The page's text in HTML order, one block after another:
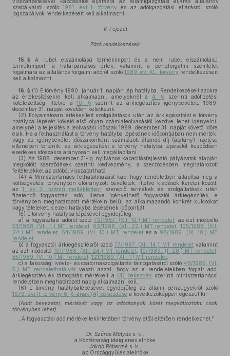
szabályairól szóló 1981. évi I. törvény és az adóigazgatási eljárásról szóló
jogszabályok rendelkezéseit kell alkalmazni.
V. Fejezet
Záró rendelkezések
15. § A rubel elszámolású termékimport és a nem rubel elszámolású
termékimport, a határparitásos érték, valamint a pénzforgalmi szemlélet
fogalmára az általános forgalmi adóról szóló 1989. évi XL. törvény rendelkezéseit
kell alkalmazni.
16. § (1) E törvény 1990. január 1. napján lép hatályba. Rendelkezéseit azokra
az értékesítésekre kell alkalmazni, amelyeknél a 4. § szerinti adófizetési
kötelezettség, illetve a10. § szerint az árkiegészítés igénybevétele 1989.
december 31. napját követően keletkezik.
(2) Folyamatosan értékesített szolgáltatások után az árkiegészítést e törvény
hatályba lépését követő első olyan számlaleolvasástól kezdve lehet igényelni,
amelynél a teljesítés a leolvasási időszak 1989. december 31. napját követő időre
esik. Ha a felhasználást a törvény hatályba lépésének időpontjában nem mérték,
vagy az igénybevétel időszakonként számlázott állandó díj (átalány) fizetése
ellenében történik, az árkiegészítést e törvény hatályba lépésétől kezdődően
esedékes időszakra arányosan kell megállapítani.
(3) Az 1988. december 31-ig nyilvános kapacitásfejlesztő pályázatok alapján
megkötött szerződések szerinti kedvezmény, a szerződésben meghatározott
feltételekkel az adóból visszatartható.
(4) A Minisztertanács felhatalmazást kap, hogy rendeletben állapítsa meg a
költségvetési törvényben előirányzott bevételek, illetve kiadások keretei között,
az1. és 2. számú mellékletben szereplő termékek és szolgáltatások után
fizetendő fogyasztási adó, illetve igényelhető fogyasztói árkiegészítés, e
törvényben meghatározott mértékein belül az alkalmazandó konkrét kulcsokat
vagy tételeket, s ezek hatályba lépésének időpontját.
(5) E törvény hatályba lépésével egyidejűleg:
a) a fogyasztási adóról szóló 72/1987. (XII. 10.) MT rendelet , az ezt módosító
53/1988. (VII. 1.) MT rendelet, 62/1988. (VII. 22.) MT rendelet
105/1988. (XII.
24.) MT rendelet
54/1989. (VI. 10.) MT rendeletés a 98/1989. (IX. 18.) MT
rendelet
b) a fogyasztói árkiegészítésről szóló 77/1987. (XII. 14.) MT rendeletvalamint
az azt módosító 101/1988. (XII. 24.) MT rendelet ,10/1989. (I. 28.) MT rendelet
55/1989. (VI. 10.) MT rendelet 121/1989. (XII. 1.) MT rendelet
c) a lakossági ivóvíz- és csatornaszolgáltatás támogatásáról szóló 48/1989. (VI.
5.) MT rendelethatályát veszti azzal, hogy az e rendeletekben foglalt adó,
árkiegészítés és támogatás mértékeit a (4) bekezdés szerinti minisztertanácsi
rendeletben meghatározott napig alkalmazni kell.
(6) E törvény hatálybalépésével egyidejűleg az állami pénzügyekről szóló
1979. évi II. törvény 6. §-ának (4) bekezdése a következőképpen egészül ki:
(Adót bevezetni, mértékét vagy az adóalanyok körét megváltoztatni csak
törvényben lehet).
,,A fogyasztási adó mértéke tekintetében törvény ettől eltérően rendelkezhet.''
Dr. Szűrös Mátyáss. k.,
a Köztársaság ideiglenes elnöke
Jakab Róbertné s. k.,
az Országgyűlés alelnöke